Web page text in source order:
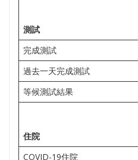
測試
完成測試
過去一天完成測試
等候測試結果
住院
COVID-19住院